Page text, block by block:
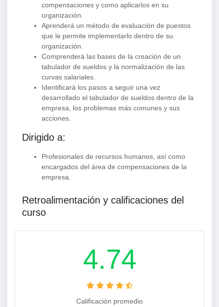
compensaciones y como aplicarlos en su
organización.
Aprenderá un método de evaluación de puestos
que le permite implementarlo dentro de su
organización.
Comprenderá las bases de la creación de un
tabulador de sueldos y la normalización de las
curvas salariales.
Identificará los pasos a seguir una vez
desarrollado el tabulador de sueldos dentro de la
empresa, los problemas más comunes y sus
acciones.
Dirigido a:
Profesionales de recursos humanos, así como
encargados del área de compensaciones de la
empresa.
Retroalimentación y calificaciones del
curso
4.74
Calificación promedio